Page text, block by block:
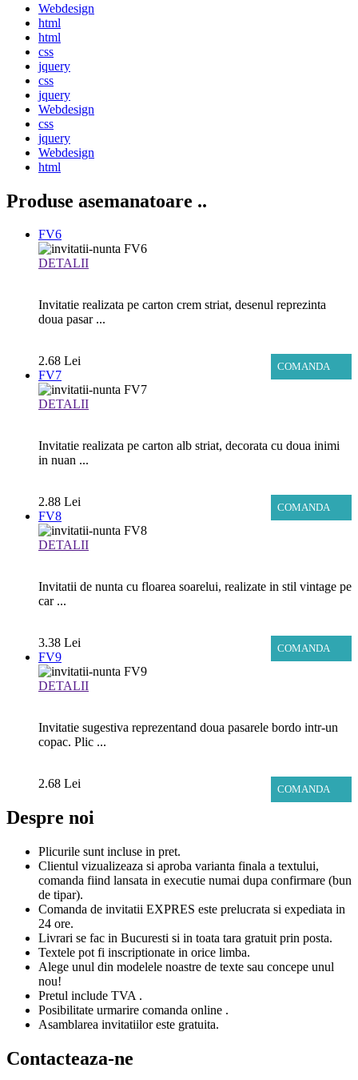
Webdesign
html
html
css
jquery
css
jquery
Webdesign
css
jquery
Webdesign
html
Produse asemanatoare ..
FV6
DETALII
Invitatie realizata pe carton crem striat, desenul reprezinta
doua pasar ...
COMANDA
2.68 Lei
FV7
DETALII
Invitatie realizata pe carton alb striat, decorata cu doua inimi
in nuan ...
COMANDA
2.88 Lei
FV8
DETALII
Invitatii de nunta cu floarea soarelui, realizate in stil vintage pe
car ...
COMANDA
3.38 Lei
FV9
DETALII
Invitatie sugestiva reprezentand doua pasarele bordo intr-un
copac. Plic ...
COMANDA
2.68 Lei
Despre noi
Plicurile sunt incluse in pret.
Clientul vizualizeaza si aproba varianta finala a textului,
comanda fiind lansata in executie numai dupa confirmare (bun
de tipar).
Comanda de invitatii EXPRES este prelucrata si expediata in
24 ore.
Livrari se fac in Bucuresti si in toata tara gratuit prin posta.
Textele pot fi inscriptionate in orice limba.
Alege unul din modelele noastre de texte sau concepe unul
nou!
Pretul include TVA .
Posibilitate urmarire comanda online .
Asamblarea invitatiilor este gratuita.
Contacteaza-ne